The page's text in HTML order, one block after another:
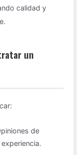
calidad y
un
de